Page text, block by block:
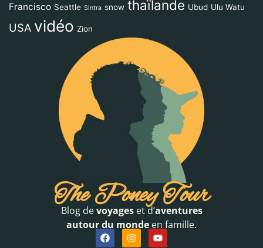
Francisco Seattle Sintra snow thaïlande Ubud Ulu Watu
USA vidéo Zion
The Poney Tour
Blog devoyageset d’aventures
autour du monde en famille.